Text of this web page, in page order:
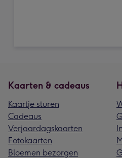
Kaarten & cadeaus
Kaartje sturen
Cadeaus
Verjaardagskaarten
Fotokaarten
Bloemen bezorgen